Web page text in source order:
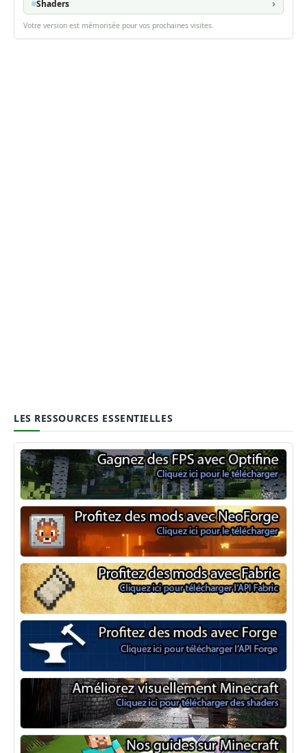
Shaders
Votre version est mémorisée pour vos prochaines visites.
LES RESSOURCES ESSENTIELLES
Optifine
NeoForge
Minecraft Fabric
Minecraft Forge
Shaders Minecraft